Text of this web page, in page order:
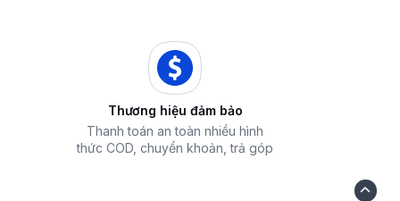
Thương hiệu đảm bảo
Thanh toán an toàn nhiều hình
thức COD, chuyển khoản, trả góp